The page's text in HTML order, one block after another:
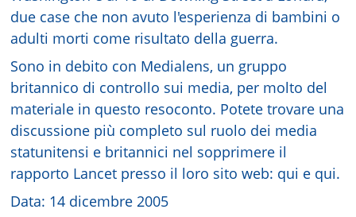
due case che non avuto l'esperienza di bambini o
adulti morti come risultato della guerra.
Sono in debito con Medialens, un gruppo
britannico di controllo sui media, per molto del
materiale in questo resoconto. Potete trovare una
discussione più completo sul ruolo dei media
statunitensi e britannici nel sopprimere il
rapporto Lancet presso il loro sito web: qui e qui.
Data: 14 dicembre 2005